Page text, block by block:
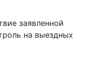
заявленной
на выездных